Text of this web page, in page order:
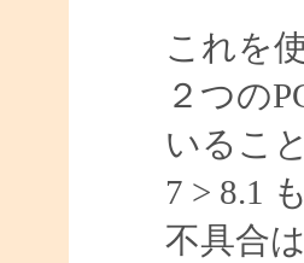
これを
２つの
いるこ
7 > 8.1
不具合